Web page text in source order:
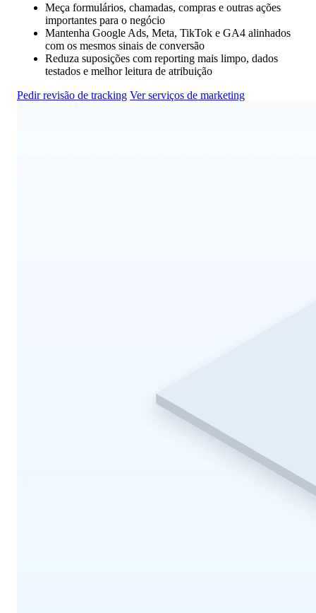
Meça formulários, chamadas, compras e outras ações
importantes para o negócio
Mantenha Google Ads, Meta, TikTok e GA4 alinhados
com os mesmos sinais de conversão
Reduza suposições com reporting mais limpo, dados
testados e melhor leitura de atribuição
Pedir revisão de tracking Ver serviços de marketing